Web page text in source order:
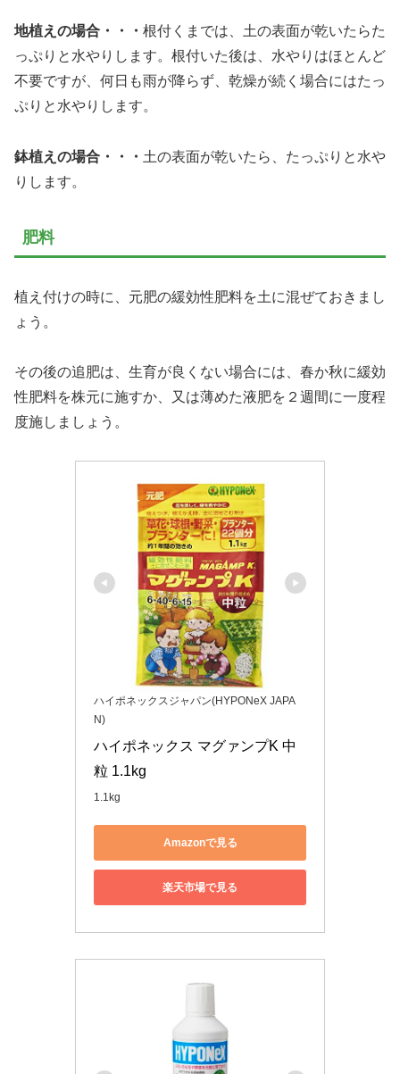
地植えの場合・・・ 根付くまでは、土の表面が乾いたらた
っぷりと水やりします。根付いた後は、水やりはほとんど
不要ですが、何日も雨が降らず、乾燥が続く場合にはたっ
ぷりと水やりします。
鉢植えの場合・・・ 土の表面が乾いたら、たっぷりと水や
りします。
肥料
植え付けの時に、元肥の緩効性肥料を土に混ぜておきまし
ょう。
その後の追肥は、生育が良くない場合には、春か秋に緩効
性肥料を株元に施すか、又は薄めた液肥を２週間に一度程
度施しましょう。
ハイポネックスジャパン(HYPONeX JAPA
N)
ハイポネックス マグァンプK 中
粒 1.1kg
1.1kg
Amazonで見る
楽天市場で見る